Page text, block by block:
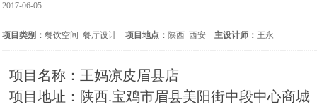
2017-06-05
项目类别： 餐饮空间 餐厅设计 项目地点： 陕西 西安 主设计师： 王永
项目名称：王妈凉皮眉县店
项目地址：陕西.宝鸡市眉县美阳街中段中心商城